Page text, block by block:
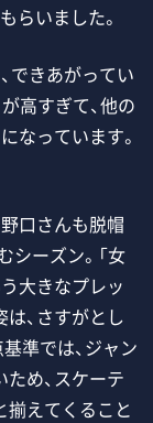
らいました。
できあがってい
高すぎて、他の
なっています。
口さんも脱帽
シーズン。「女
大きなプレッ
、さすがとし
準では、ジャン
め、スケーテ
えてくること